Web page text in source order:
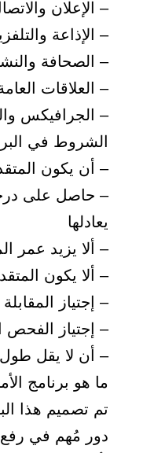
– الإعلان
– الإذاعة
– الصحافة
– العلاقات
– الجرافيكس
الشروط في
– أن يكون
– حاصل على
يعادلها
– ألا يزيد عمر
– ألا يكون
– إجتياز
– إجتياز الفحص
– أن لا يقل طول المتقدم عن 160 سم
​​​​​​​​​​​​​​​​​​​​ما هو برنامج
تم تصميم هذا
دور مُهم في